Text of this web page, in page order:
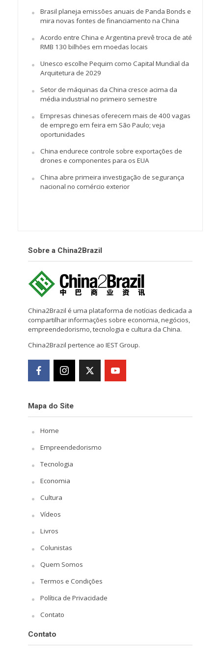
Brasil planeja emissões anuais de Panda Bonds e
mira novas fontes de financiamento na China
Acordo entre China e Argentina prevê troca de até
RMB 130 bilhões em moedas locais
Unesco escolhe Pequim como Capital Mundial da
Arquitetura de 2029
Setor de máquinas da China cresce acima da
média industrial no primeiro semestre
Empresas chinesas oferecem mais de 400 vagas
de emprego em feira em São Paulo; veja
oportunidades
China endurece controle sobre exportações de
drones e componentes para os EUA
China abre primeira investigação de segurança
nacional no comércio exterior
Sobre a China2Brazil
China2Brazil é uma plataforma de notícias dedicada a
compartilhar informações sobre economia, negócios,
empreendedorismo, tecnologia e cultura da China.
China2Brazil pertence ao IEST Group.
Mapa do Site
Home
Empreendedorismo
Tecnologia
Economia
Cultura
Vídeos
Livros
Colunistas
Quem Somos
Termos e Condições
Política de Privacidade
Contato
Contato